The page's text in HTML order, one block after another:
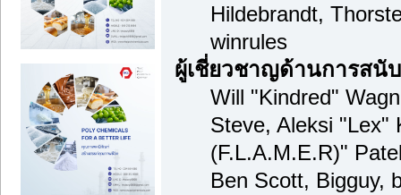
Hildebrandt,
winrules
ผู้เชี่ยวชาญด้านการสนั
Will "Kindred"
Steve, Aleksi "Lex"
(F.L.A.M.E.R)"
Ben Scott, Bigguy,